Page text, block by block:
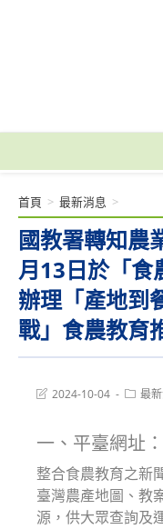
國教署轉知農
月13日於「食
辦理「產地到
戰」食農教育
首頁 > 最新消息 >
Post2024-10-04
Post最
一、平臺網址
整合食農教育之新
臺灣農產地圖、教
源，供大眾查詢及